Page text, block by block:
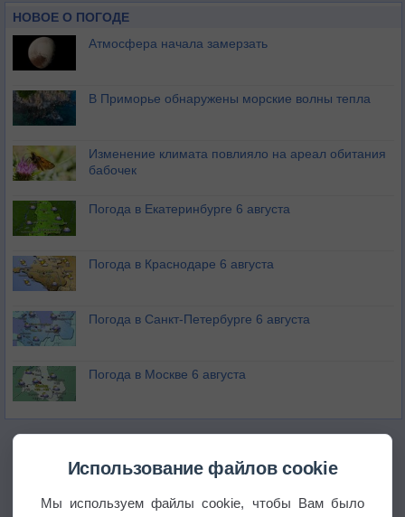
НОВОЕ О ПОГОДЕ
Атмосфера начала замерзать
В Приморье обнаружены морские волны тепла
Изменение климата повлияло на ареал обитания
бабочек
Погода в Екатеринбурге 6 августа
Погода в Краснодаре 6 августа
Погода в Санкт-Петербурге 6 августа
Погода в Москве 6 августа
Использование файлов cookie
Мы используем файлы cookie, чтобы Вам было